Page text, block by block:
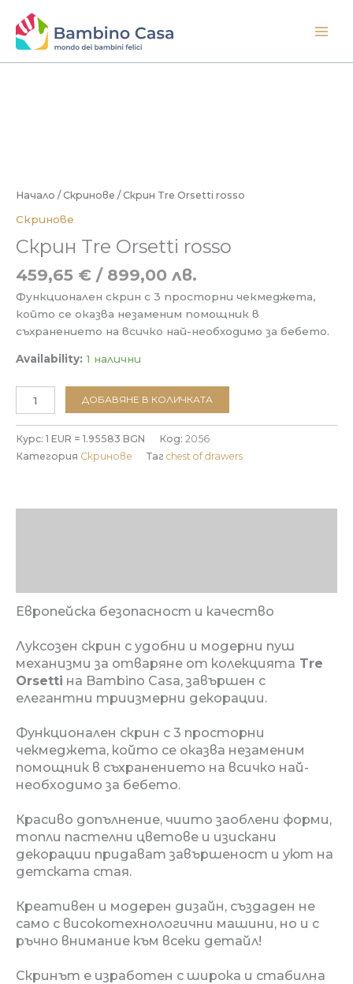
content
Начало /Скринове / Скрин Tre Orsetti rosso
Скринове
Скрин Tre Orsetti rosso
459,65 € / 899,00 лв.
Функционален скрин с 3 просторни чекмеджета,
който се оказва незаменим помощник в
съхранението на всичко най-необходимо за бебето.
Availability: 1 налични
количество
за
Скрин
Tre
Orsetti
ДОБАВЯНЕ В КОЛИЧКАТА
Курс: 1 EUR = 1.95583 BGN Код: 2056
Категория Скринове Таг chest of drawers
Европейска безопасност и качество
Луксозен скрин с удобни и модерни пуш
механизми за отваряне от колекцията Tre
Orsetti на Bambino Casa, завършен с
елегантни триизмерни декорации.
Функционален скрин с 3 просторни
чекмеджета, който се оказва незаменим
помощник в съхранението на всичко най-
необходимо за бебето.
Красиво допълнение, чиито заоблени форми,
топли пастелни цветове и изискани
декорации придават завършеност и уют на
детската стая.
Креативен и модерен дизайн, създаден не
само с високотехнологични машини, но и с
ръчно внимание към всеки детайл!
Скринът е изработен с широка и стабилна